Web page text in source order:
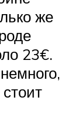
же
23€.